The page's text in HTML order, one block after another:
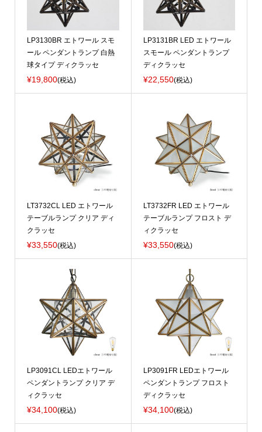
LP3130BR エトワール スモ
ール ペンダントランプ 白熱
球タイプ ディクラッセ
¥19,800(税込)
LP3131BR LED エトワール
スモール ペンダントランプ
ディクラッセ
¥22,550(税込)
LT3732CL LED エトワール
テーブルランプ クリア ディ
クラッセ
¥33,550(税込)
LT3732FR LED エトワール
テーブルランプ フロスト デ
ィクラッセ
¥33,550(税込)
LP3091CL LEDエトワール
ペンダントランプ クリア デ
ィクラッセ
¥34,100(税込)
LP3091FR LEDエトワール
ペンダントランプ フロスト
ディクラッセ
¥34,100(税込)